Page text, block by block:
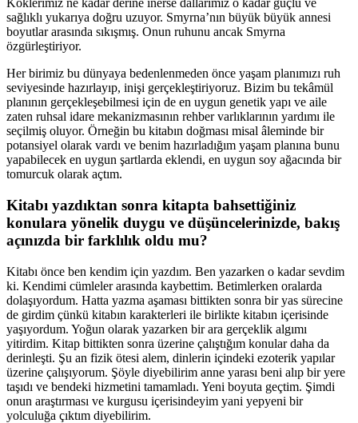
Köklerimiz ne kadar derine inerse dallarımız o kadar güçlü ve
sağlıklı yukarıya doğru uzuyor. Smyrna’nın büyük büyük annesi
boyutlar arasında sıkışmış. Onun ruhunu ancak Smyrna
özgürleştiriyor.
Her birimiz bu dünyaya bedenlenmeden önce yaşam planımızı ruh
seviyesinde hazırlayıp, inişi gerçekleştiriyoruz. Bizim bu tekâmül
planının gerçekleşebilmesi için de en uygun genetik yapı ve aile
zaten ruhsal idare mekanizmasının rehber varlıklarının yardımı ile
seçilmiş oluyor. Örneğin bu kitabın doğması misal âleminde bir
potansiyel olarak vardı ve benim hazırladığım yaşam planına bunu
yapabilecek en uygun şartlarda eklendi, en uygun soy ağacında bir
tomurcuk olarak açtım.
Kitabı yazdıktan sonra kitapta bahsettiğiniz
konulara yönelik duygu ve düşüncelerinizde, bakış
açınızda bir farklılık oldu mu?
Kitabı önce ben kendim için yazdım. Ben yazarken o kadar sevdim
ki. Kendimi cümleler arasında kaybettim. Betimlerken oralarda
dolaşıyordum. Hatta yazma aşaması bittikten sonra bir yas sürecine
de girdim çünkü kitabın karakterleri ile birlikte kitabın içerisinde
yaşıyordum. Yoğun olarak yazarken bir ara gerçeklik algımı
yitirdim. Kitap bittikten sonra üzerine çalıştığım konular daha da
derinleşti. Şu an fizik ötesi alem, dinlerin içindeki ezoterik yapılar
üzerine çalışıyorum. Şöyle diyebilirim anne yarası beni alıp bir yere
taşıdı ve bendeki hizmetini tamamladı. Yeni boyuta geçtim. Şimdi
onun araştırması ve kurgusu içerisindeyim yani yepyeni bir
yolculuğa çıktım diyebilirim.